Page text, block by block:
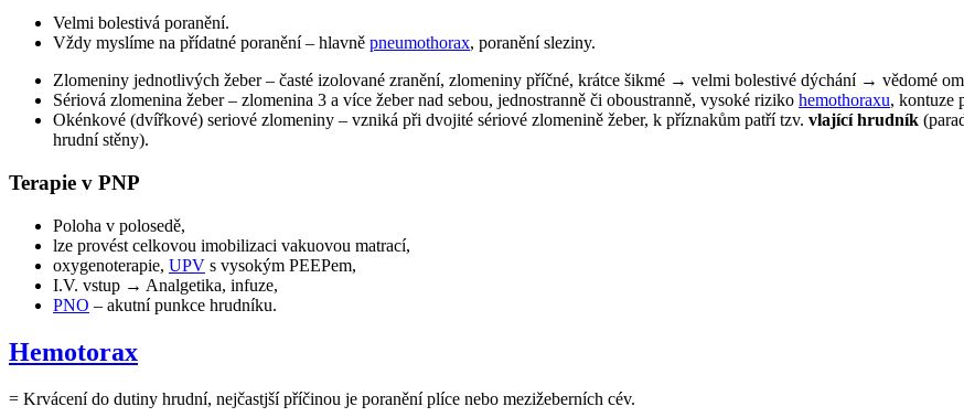
Velmi bolestivá poranění.
Vždy myslíme na přídatné poranění – hlavně pneumothorax, poranění sleziny.
Zlomeniny jednotlivých žeber – časté izolované zranění, zlomeniny příčné, krátce šikmé → velmi bolestivé dýchání → vědomé
Sériová zlomenina žeber – zlomenina 3 a více žeber nad sebou, jednostranně či oboustranně, vysoké riziko hemothoraxu, kontuze
Okénkové (dvířkové) seriové zlomeniny – vzniká při dvojité sériové zlomenině žeber, k příznakům patří tzv. vlající hrudník
hrudní stěny).
Terapie v PNP
Poloha v polosedě,
lze provést celkovou imobilizaci vakuovou matrací,
oxygenoterapie, UPV s vysokým PEEPem,
I.V. vstup → Analgetika, infuze,
PNO – akutní punkce hrudníku.
Hemotorax
= Krvácení do dutiny hrudní, nejčastjší příčinou je poranění plíce nebo mezižeberních cév.